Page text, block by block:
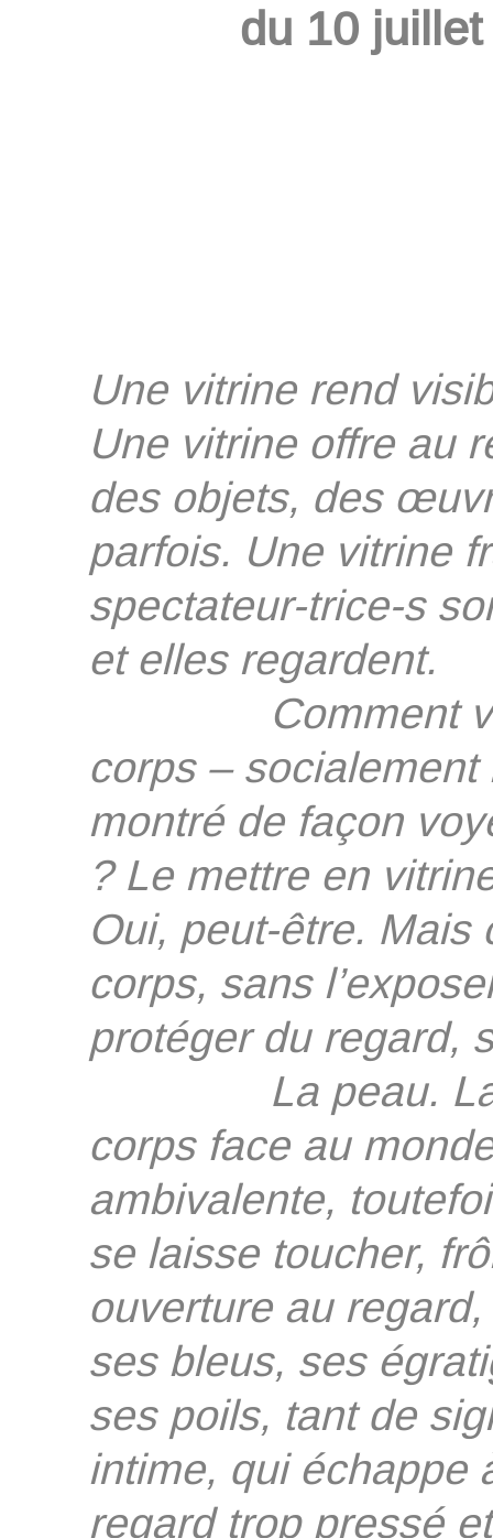
du 10
Une vitrine rend
Une vitrine offre au
des objets, des
parfois. Une vitrine
spectateur-trice-s
et elles regardent.
Comment
corps –
montré de façon
? Le mettre en
Oui, peut-être. Mais
corps, sans
protéger du regard,
La peau. La
corps face au
ambivalente,
se laisse toucher,
ouverture au
ses bleus, ses
ses poils, tant de
intime, qui échappe
regard trop pressé